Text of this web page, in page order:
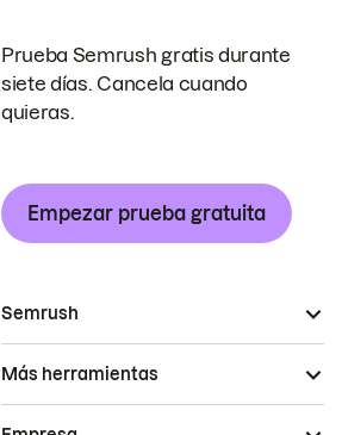
Prueba Semrush gratis durante
siete días. Cancela cuando
quieras.
Empezar prueba gratuita
Semrush
Más herramientas